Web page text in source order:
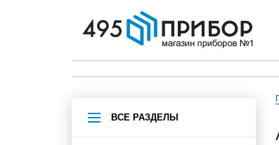
ВСЕ РАЗДЕЛЫ